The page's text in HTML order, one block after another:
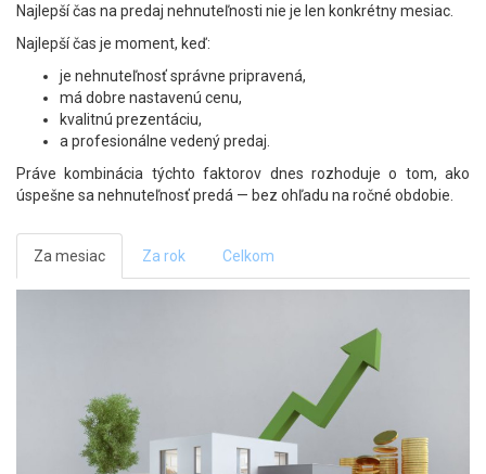
Najlepší čas na predaj nehnuteľnosti nie je len konkrétny mesiac.
Najlepší čas je moment, keď:
je nehnuteľnosť správne pripravená,
má dobre nastavenú cenu,
kvalitnú prezentáciu,
a profesionálne vedený predaj.
Práve kombinácia týchto faktorov dnes rozhoduje o tom, ako
úspešne sa nehnuteľnosť predá — bez ohľadu na ročné obdobie.
Za mesiac Za rok Celkom